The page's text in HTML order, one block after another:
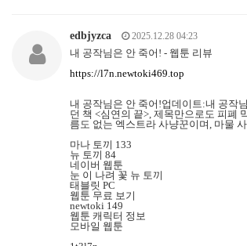
edbjyzca 2025.12.28 04:23
내 공작님은 안 죽어! - 웹툰 리뷰
https://l7n.newtoki469.top
내 공작님은 안 죽어!업데이트:내 공작
던 책 <심연의 끝>, 제목만으로도 피폐
름도 없는 엑스트라 사냥꾼이며, 마물
마나 토끼 133
뉴 토끼 84
네이버 웹툰
눈 이 나려 꽃 뉴 토끼
태블릿 PC
웹툰 무료 보기
newtoki 149
웹툰 캐릭터 정보
모바일 웹툰